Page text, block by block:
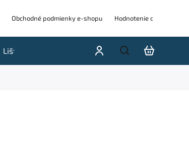
Obchodné podmienky e-shopu Hodnotenie obchodu
Lišty Akcie a výpredaje Blog